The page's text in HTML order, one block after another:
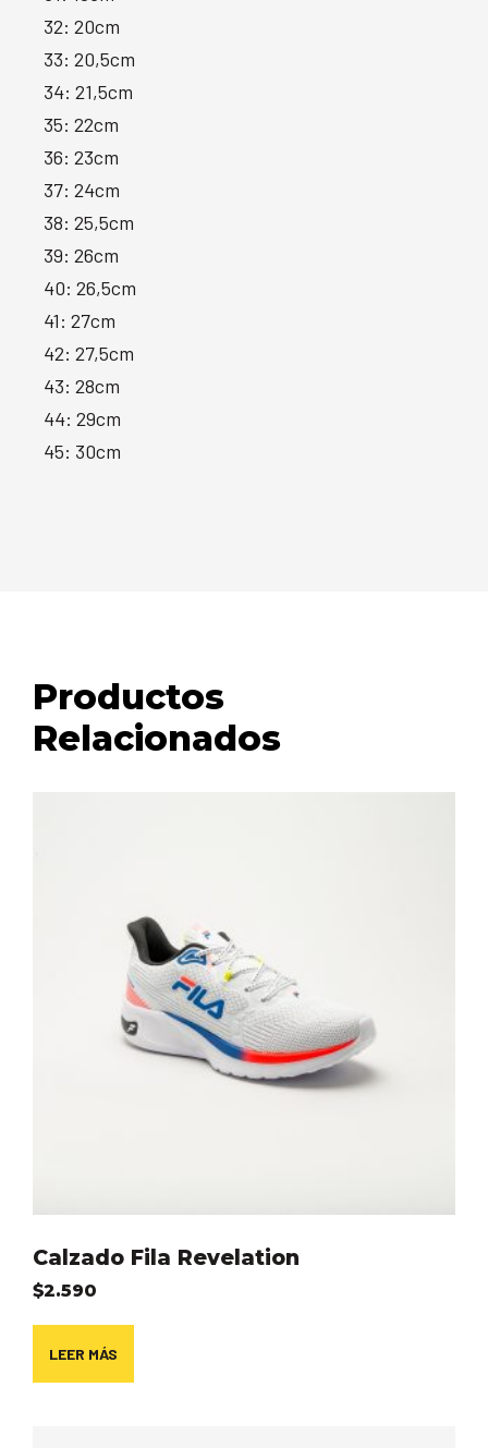
32: 20cm
33: 20,5cm
34: 21,5cm
35: 22cm
36: 23cm
37: 24cm
38: 25,5cm
39: 26cm
40: 26,5cm
41: 27cm
42: 27,5cm
43: 28cm
44: 29cm
45: 30cm
Productos
Relacionados
Calzado Fila Revelation
$2.590
LEER MÁS